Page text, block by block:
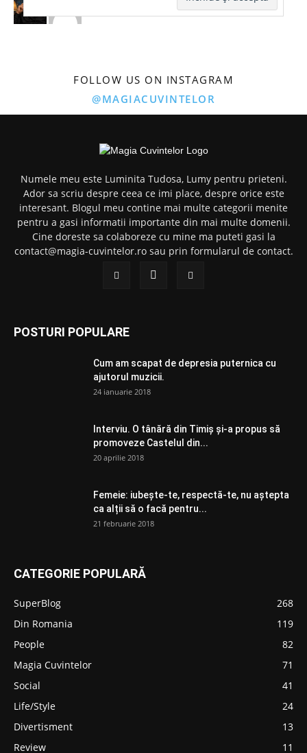
FOLLOW US ON INSTAGRAM
@MAGIACUVINTELOR
Numele meu este Luminita Tudosa, Lumy pentru prieteni.
Ador sa scriu despre ceea ce imi place, despre orice este
interesant. Blogul meu contine mai multe categorii menite
pentru a gasi informatii importante din mai multe domenii.
Cine doreste sa colaboreze cu mine ma puteti gasi la
contact@magia-cuvintelor.ro sau prin formularul de contact.
POSTURI POPULARE
Cum am scapat de depresia puternica cu
ajutorul muzicii.
24 ianuarie 2018
Interviu. O tânără din Timiș și-a propus să
promoveze Castelul din...
20 aprilie 2018
Femeie: iubește-te, respectă-te, nu aștepta
ca alții să o facă pentru...
21 februarie 2018
CATEGORIE POPULARĂ
SuperBlog
268
Din Romania
119
People
82
Magia Cuvintelor
71
Social
41
Life/Style
24
Divertisment
13
Review
11